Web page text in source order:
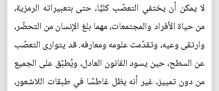
لا يمكن أن يختفي التعصّب كليًّا، حتى بتعبيراته الرمزية،
من حياة الأفراد والمجتمعات، مهما بلغ الإنسان من التحضّر،
وارتقى وعيه، وتقدّمت علومه ومعارفه. قد يتوارى التعصّب
عن السطح، حين يسود القانون العادل، ويُطبّق على الجميع
من دون تمييز، غير أنه يظل غاطسًا في طبقات اللاشعور،